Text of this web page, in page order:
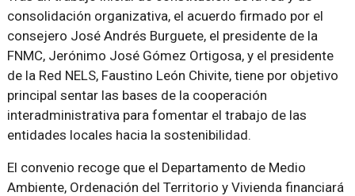
consolidación organizativa, el acuerdo firmado por el
consejero José Andrés Burguete, el presidente de la
FNMC, Jerónimo José Gómez Ortigosa, y el presidente
de la Red NELS, Faustino León Chivite, tiene por objetivo
principal sentar las bases de la cooperación
interadministrativa para fomentar el trabajo de las
entidades locales hacia la sostenibilidad.
El convenio recoge que el Departamento de Medio
Ambiente, Ordenación del Territorio y Vivienda financiará